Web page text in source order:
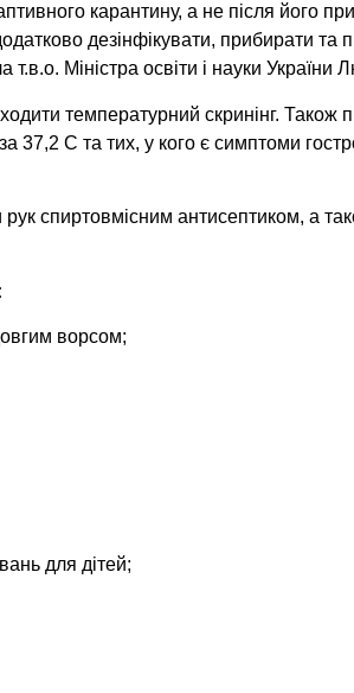
карантину, а не після його
дезінфікувати, прибирати та
т.в.о. Міністра освіти і науки
температурний скринінг.
37,2 С та тих, у кого є симптоми
спиртовмісним антисептиком, а
ворсом;
для дітей;